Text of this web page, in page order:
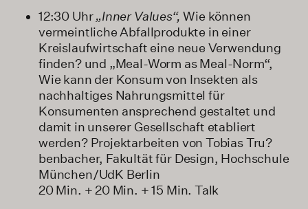
12:30 Uhr„Inner Values“,Wie können
vermeintliche Abfallprodukte in einer
Kreislaufwirtschaft eine neue Verwendung
finden? und „Meal-Worm as Meal-Norm“,
Wie kann der Konsum von Insekten als
nachhaltiges Nahrungsmittel für
Konsumenten ansprechend gestaltet und
damit in unserer Gesellschaft etabliert
werden? Projektarbeiten von Tobias Tru?
benbacher, Fakultät für Design, Hochschule
München/UdK Berlin
20 Min. + 20 Min. + 15 Min. Talk